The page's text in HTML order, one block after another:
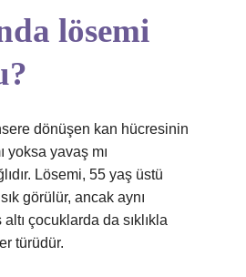
lösemi
dönüşen kan hücresinin
yoksa yavaş mı
Lösemi, 55 yaş üstü
görülür, ancak aynı
çocuklarda da sıklıkla
türüdür.